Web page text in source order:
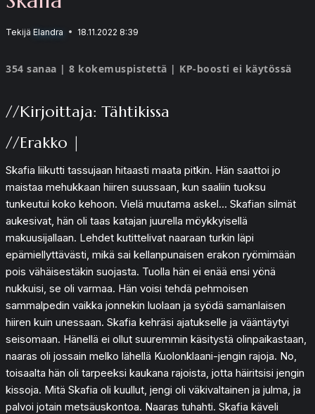
Tekijä Elandra 18.11.2022 8:39
354 sanaa | 8 kokemuspistettä | KP-boosti ei käytössä
//Kirjoittaja: Tähtikissa
//Erakko |
Skafia liikutti tassujaan hitaasti maata pitkin. Hän saattoi jo
maistaa mehukkaan hiiren suussaan, kun saaliin tuoksu
tunkeutui koko kehoon. Vielä muutama askel… Skafian silmät
aukesivat, hän oli taas katajan juurella möykkyisellä
makuusijallaan. Lehdet kutittelivat naaraan turkin läpi
epämiellyttävästi, mikä sai kellanpunaisen erakon ryömimään
pois vähäisestäkin suojasta. Tuolla hän ei enää ensi yönä
nukkuisi, se oli varmaa. Hän voisi tehdä pehmoisen
sammalpedin vaikka jonnekin luolaan ja syödä samanlaisen
hiiren kuin unessaan. Skafia kehräsi ajatukselle ja vääntäytyi
seisomaan. Hänellä ei ollut suuremmin käsitystä olinpaikastaan,
naaras oli jossain melko lähellä Kuolonklaani-jengin rajoja. No,
toisaalta hän oli tarpeeksi kaukana rajoista, jotta häiritsisi jengin
kissoja. Mitä Skafia oli kuullut, jengi oli väkivaltainen ja julma, ja
palvoi jotain metsäuskontoa. Naaras tuhahti. Skafia käveli